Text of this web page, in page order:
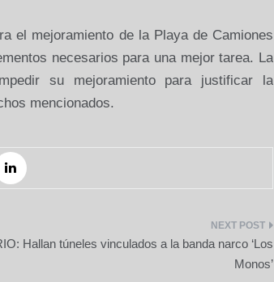
el mejoramiento de la Playa de Camiones
necesarios para una mejor tarea. La
su mejoramiento para justificar la
mencionados.
Hallan túneles vinculados a la banda narco ‘Los
Monos’